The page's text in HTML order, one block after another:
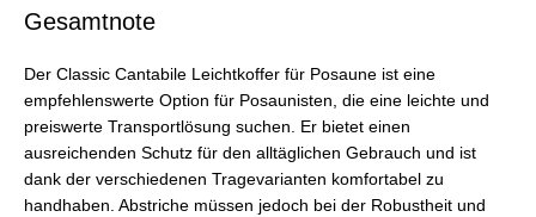
Gesamtnote
Der Classic Cantabile Leichtkoffer für Posaune ist eine
empfehlenswerte Option für Posaunisten, die eine leichte und
preiswerte Transportlösung suchen. Er bietet einen
ausreichenden Schutz für den alltäglichen Gebrauch und ist
dank der verschiedenen Tragevarianten komfortabel zu
handhaben. Abstriche müssen jedoch bei der Robustheit und